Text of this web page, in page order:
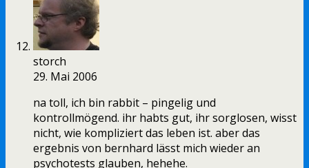
storch
29. Mai 2006
na toll, ich bin rabbit – pingelig und
kontrollmögend. ihr habts gut, ihr sorglosen, wisst
nicht, wie kompliziert das leben ist. aber das
ergebnis von bernhard lässt mich wieder an
psychotests glauben, hehehe.